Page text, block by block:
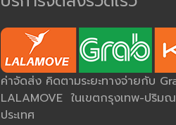
ค่าจัดส่ง คิดตามระยะทางจ่ายกับ
LALAMOVE ในเขตกรุงเทพ-ปริม
ประเทศ